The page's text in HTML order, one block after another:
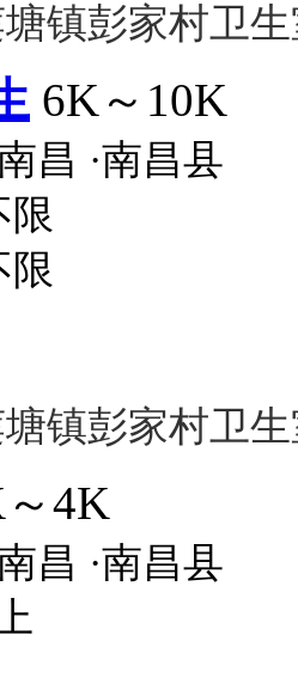
镇彭家村卫
6K～10K
昌 ·南昌县
限
限
镇彭家村卫
4K
昌 ·南昌县